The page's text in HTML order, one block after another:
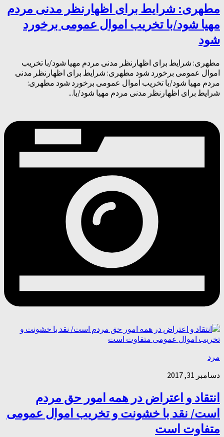
مطهری: شرایط برای اظهارنظر مدنی مردم
مهیا شود/با تخریب اموال عمومی برخورد
شود
مطهری: شرایط برای اظهارنظر مدنی مردم مهیا شود/با تخریب
اموال عمومی برخورد شود مطهری: شرایط برای اظهارنظر مدنی
مردم مهیا شود/با تخریب اموال عمومی برخورد شود مطهری:
شرایط برای اظهارنظر مدنی مردم مهیا شود/با...
مرد
دسامبر 31, 2017
انتقاد و اعتراض در همه امور حق مردم
است/ نقد با خشونت و تخریب اموال عمومی
متفاوت است